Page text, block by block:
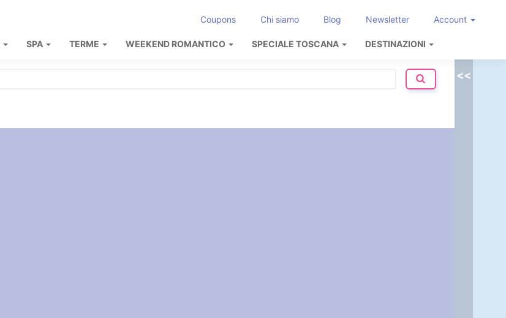
Coupons Chi siamo Blog Newsletter Account
SPA TERME WEEKEND ROMANTICO SPECIALE TOSCANA DESTINAZIONI
<<